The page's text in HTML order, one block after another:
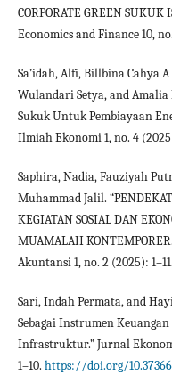
CORPORATE GREEN
Economics and Finance 10,
Sa’idah, Alfi, Billbina Cahya
Wulandari Setya, and
Sukuk Untuk Pembiayaan
Ilmiah Ekonomi 1, no. 4
Saphira, Nadia, Fauziyah
Muhammad Jalil.
KEGIATAN SOSIAL DAN
MUAMALAH
Akuntansi 1, no. 2 (2025): 1–11.
Sari, Indah Permata, and
Sebagai Instrumen
Infrastruktur.” Jurnal
1–10. https://doi.org/